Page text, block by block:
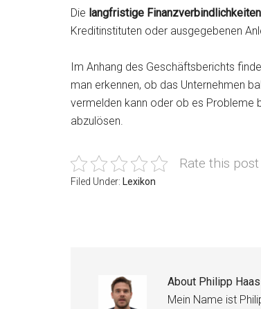
Die langfristige
Kreditinstituten oder ausgegebenen
Im Anhang des Geschäftsberichts
man erkennen, ob das Unternehmen
vermelden kann oder ob es Probleme
abzulösen.
Rate this post
Filed Under: Lexikon
About Philipp Haas
Mein Name ist